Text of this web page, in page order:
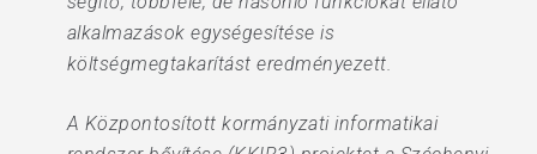
alkalmazások egységesítése is
költségmegtakarítást eredményezett.
A Központosított kormányzati informatikai